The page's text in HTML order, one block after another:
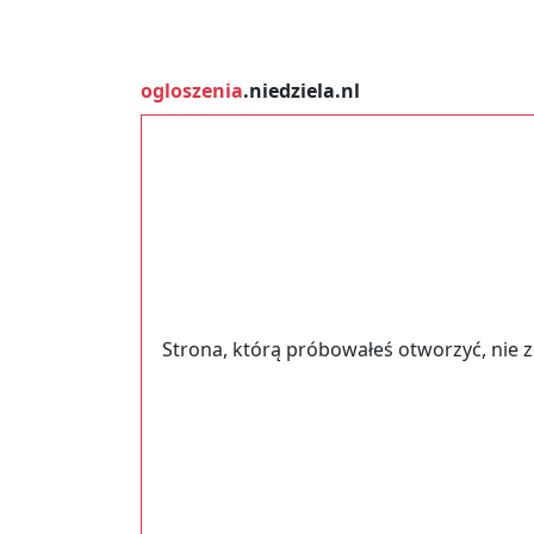
ogloszenia.niedziela.nl
Strona, którą próbowałeś otworzyć, nie